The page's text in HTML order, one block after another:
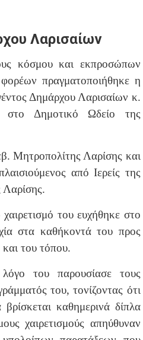
Λαρισαίων
κόσμου και εκπροσώπων
πραγματοποιήθηκε η
Δημάρχου Λαρισαίων κ.
στο Δημοτικό Ωδείο της
Μητροπολίτης Λαρίσης και
από Ιερείς της
Λαρίσης.
του ευχήθηκε στο
στα καθήκοντά του προς
του τόπου.
του παρουσίασε τους
του, τονίζοντας ότι
καθημερινά δίπλα
χαιρετισμούς απηύθυναν